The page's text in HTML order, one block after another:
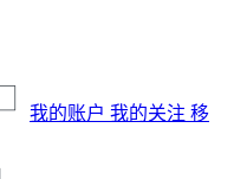
我的账户 我的关注 移